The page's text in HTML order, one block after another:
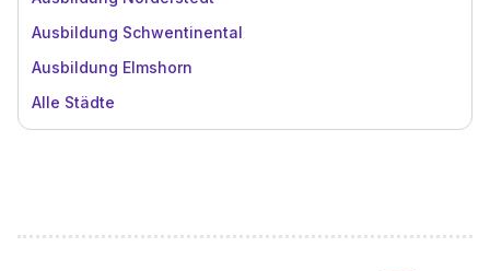
Ausbildung Schwentinental
Ausbildung Elmshorn
Alle Städte